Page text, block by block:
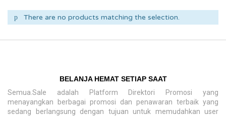
There are no products matching the selection.
BELANJA HEMAT SETIAP SAAT
Semua.Sale adalah Platform Direktori Promosi yang
menayangkan berbagai promosi dan penawaran terbaik yang
sedang berlangsung dengan tujuan untuk memudahkan user